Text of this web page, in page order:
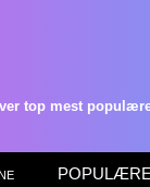
top mest
POPULÆRE